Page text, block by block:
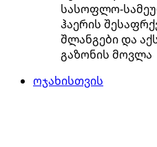
სასოფლო-
ჰაერის
შლანგები და
გაზონის მოვლა
ოჯახისთვის